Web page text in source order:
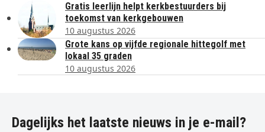
Gratis leerlijn helpt kerkbestuurders bij
toekomst van kerkgebouwen
10 augustus 2026
Grote kans op vijfde regionale hittegolf met
lokaal 35 graden
10 augustus 2026
Dagelijks het laatste nieuws in je e-mail?